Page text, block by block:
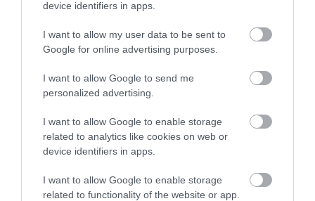
device identifiers in apps.
I want to allow my user data to be sent to
Google for online advertising purposes.
I want to allow Google to send me
personalized advertising.
I want to allow Google to enable storage
related to analytics like cookies on web or
device identifiers in apps.
I want to allow Google to enable storage
related to functionality of the website or app.
NÖVÉNYTERMESZTÉS
Rendkívüli riadókészültség az aszály miatt